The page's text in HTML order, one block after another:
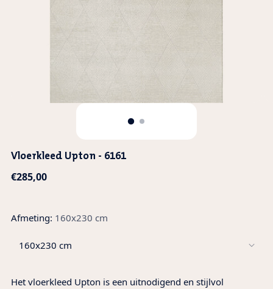
Vloerkleed Upton - 6161
Regular
€285,00
Afmeting: 160x230 cm
Het vloerkleed Upton is een uitnodigend en stijlvol